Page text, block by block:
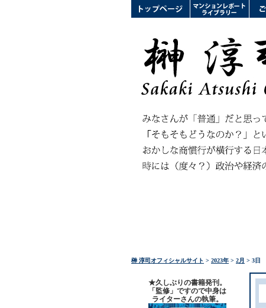
榊 淳司オフィシャルサイト > 2023年 > 2月 > 3日
★久しぶりの書籍発刊。
「監修」ですので中身は
ライターさんの執筆。